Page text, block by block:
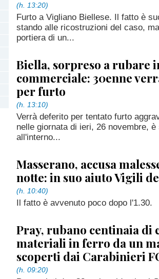
(h. 13:20)
Furto a Vigliano Biellese. Il fatto è
stando alle ricostruzioni del caso,
portiera di un...
Biella, sorpreso a rubare
commerciale: 30enne
per furto
(h. 13:10)
Verrà deferito per tentato furto
nelle giornata di ieri, 26 novembre,
all'interno...
Masserano, accusa
notte: in suo aiuto Vigili
(h. 10:40)
Il fatto è avvenuto poco dopo l'1.30.
Pray, rubano centinaia di
materiali in ferro da un
scoperti dai Carabinieri
(h. 09:20)